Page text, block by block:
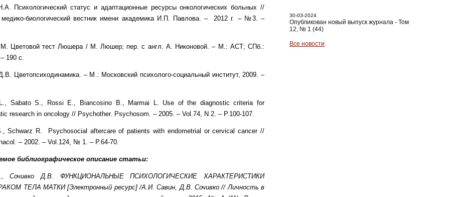
Психологический статус и адаптационные ресурсы онкологических больных //
медико-биологический вестник имени академика И.П. Павлова. – 2012 г. – №3. –
Цветовой тест Люшера / М. Люшер; пер. с англ. А. Никоновой. – М.: АСТ; СПб.:
190 с.
Цветопсиходинамика. – М.: Московский психолого-социальный институт, 2009. –
Sabato S., Rossi E., Biancosino B., Marmai L. Use of the diagnostic criteria for
research in oncology // Psychother. Psychosom. – 2005. – Vol.74, N 2. – P.100-107.
Schwarz R. Psychosocial aftercare of patients with endometrial or cervical cancer //
– 2002. – Vol.124, № 1. – P.64-70.
библиографическое описание статьи:
, Сочивко Д.В.
ФУНКЦИОНАЛЬНЫЕ ПСИХОЛОГИЧЕСКИЕ ХАРАКТЕРИСТИКИ
ТЕЛА МАТКИ [Электронный ресурс] /А.И. Савин, Д.В. Сочивко // Личность в
30-03-2024
Опубликован новый выпуск журнала - Том
12, № 1 (44)
Все новости